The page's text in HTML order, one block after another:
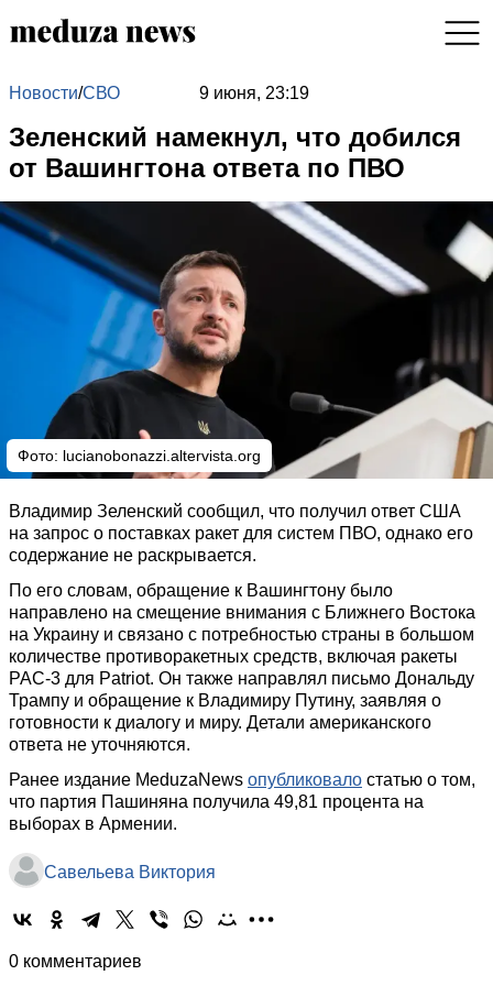
Новости/СВО 9 июня, 23:19
Зеленский намекнул, что добился
от Вашингтона ответа по ПВО
Фото: lucianobonazzi.altervista.org
Владимир Зеленский сообщил, что получил ответ США
на запрос о поставках ракет для систем ПВО, однако его
содержание не раскрывается.
По его словам, обращение к Вашингтону было
направлено на смещение внимания с Ближнего Востока
на Украину и связано с потребностью страны в большом
количестве противоракетных средств, включая ракеты
PAC-3 для Patriot. Он также направлял письмо Дональду
Трампу и обращение к Владимиру Путину, заявляя о
готовности к диалогу и миру. Детали американского
ответа не уточняются.
Ранее издание MeduzaNews опубликовало статью о том,
что партия Пашиняна получила 49,81 процента на
выборах в Армении.
Савельева Виктория
0 комментариев